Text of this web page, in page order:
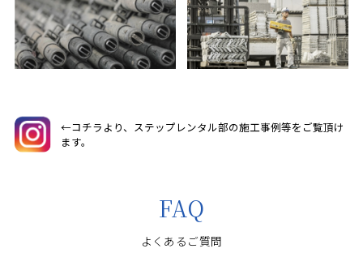
←コチラより、ステップレンタル部の施工事例等をご覧頂け
ます。
FAQ